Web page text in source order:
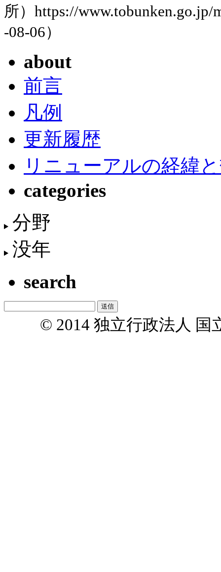
所）https://
-08-06）
about
前言
凡例
更新履歴
リニューアルの経緯
categories
分野
没年
search
© 2014 独立行政法人 国